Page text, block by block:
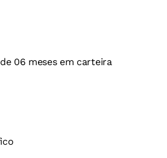
06 meses em carteira